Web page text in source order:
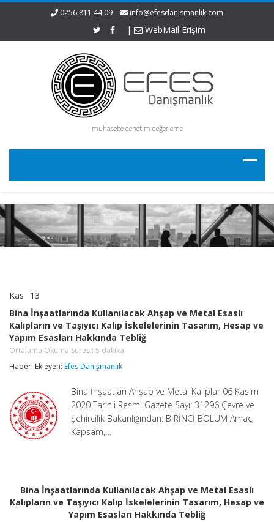
0256 811 44 09 info@efesdanismanlik.com
| WebMail Erişim
muhasebe denetim değerleme
Kas 13
Kullanılacak
Ahşap
ve
Metal
Kalıpların
Taşıyıcı
İskelelerinin
Tasarım,
Hesap
Ortalama
Okuma
Süresi:
5
Bina İnşaatlarında Kullanılacak Ahşap ve Metal Esaslı
Kalıpların ve Taşıyıcı Kalıp İskelelerinin Tasarım, Hesap ve
Yapım Esasları Hakkında Tebliğ
Ortalama Okuma Süresi: 5 dakika
Haberi Ekleyen: Efes Danışmanlık
Bina İnşaatları Ahşap ve Metal Kalıplar 06 Kasım
2020 Tarihli Resmi Gazete Sayı: 31296 Çevre ve
Şehircilik Bakanlığından: BİRİNCİ BÖLÜM Amaç,
Kapsam,…
Bina İnşaatlarında Kullanılacak Ahşap ve Metal Esaslı
Kalıpların ve Taşıyıcı Kalıp İskelelerinin Tasarım, Hesap ve
Yapım Esasları Hakkında Tebliğ